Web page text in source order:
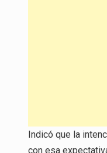
Indicó que la
con esa